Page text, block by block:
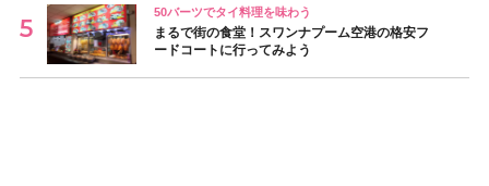
50バーツでタイ料理を味わう
まるで街の食堂！スワンナプーム空港の格安フ
ードコートに行ってみよう